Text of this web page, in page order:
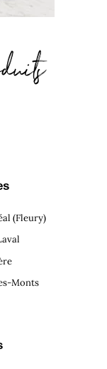
(Fleury)
Monts